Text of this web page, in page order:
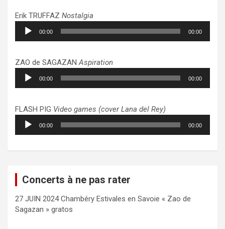
Erik TRUFFAZ Nostalgia
Lecteur
audio
00:00 00:00
ZAO de SAGAZANAspiration
Lecteur
audio
00:00 00:00
FLASH PIG Video games (cover Lana del Rey)
Lecteur
audio
00:00 00:00
Concerts à ne pas rater
27 JUIN 2024 Chambéry Estivales en Savoie « Zao de
Sagazan » gratos